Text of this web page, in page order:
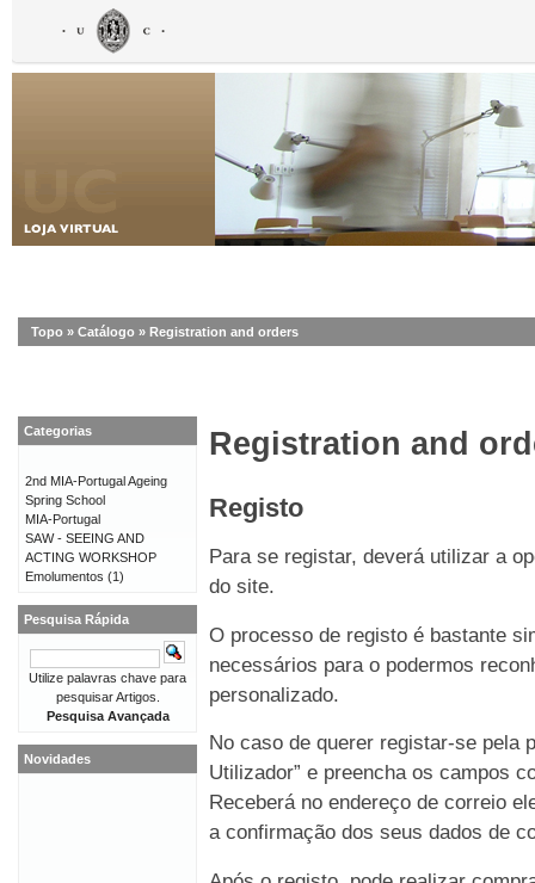
Topo » Catálogo » Registration and orders
Registration and
Registo
Para se registar, deverá utilizar a
do site.
O processo de registo é bastante
necessários para o podermos
personalizado.
No caso de querer registar-se pela
Utilizador” e preencha os campos
Receberá no endereço de correio
a confirmação dos seus dados de
Categorias
2nd MIA-Portugal Ageing
Spring School
MIA-Portugal
SAW - SEEING AND
ACTING WORKSHOP
Emolumentos (1)
Pesquisa Rápida
Utilize palavras chave para
pesquisar Artigos.
Pesquisa Avançada
Novidades